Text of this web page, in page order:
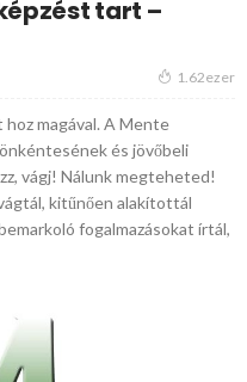
tart –
1.62ezer
magával. A Mente
és jövőbeli
vágj! Nálunk megteheted!
kitűnően alakítottál
fogalmazásokat írtál,